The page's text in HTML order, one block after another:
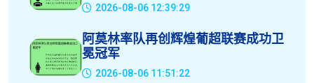
2026-08-06 12:39:29
阿莫林率队再创辉煌葡超联赛成功卫
冕冠军
2026-08-06 11:51:22